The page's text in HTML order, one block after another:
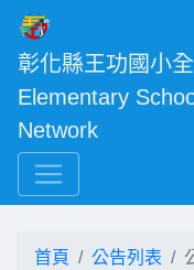
彰化縣王功國小
Elementary
Network
首頁 公告列表